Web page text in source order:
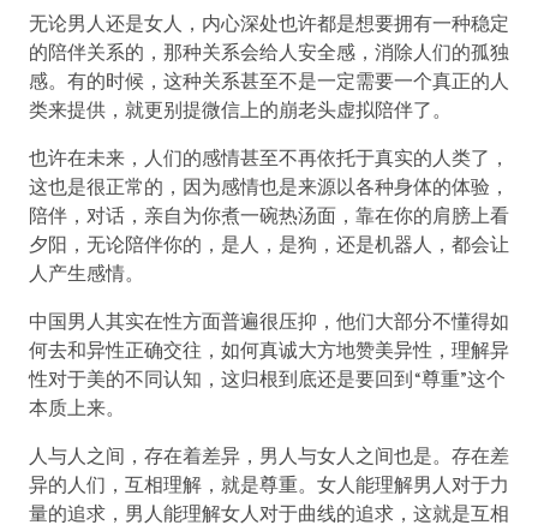
无论男人还是女人，内心深处也许都是想要拥有一种稳定
的陪伴关系的，那种关系会给人安全感，消除人们的孤独
感。有的时候，这种关系甚至不是一定需要一个真正的人
类来提供，就更别提微信上的崩老头虚拟陪伴了。
也许在未来，人们的感情甚至不再依托于真实的人类了，
这也是很正常的，因为感情也是来源以各种身体的体验，
陪伴，对话，亲自为你煮一碗热汤面，靠在你的肩膀上看
夕阳，无论陪伴你的，是人，是狗，还是机器人，都会让
人产生感情。
中国男人其实在性方面普遍很压抑，他们大部分不懂得如
何去和异性正确交往，如何真诚大方地赞美异性，理解异
性对于美的不同认知，这归根到底还是要回到“尊重”这个
本质上来。
人与人之间，存在着差异，男人与女人之间也是。存在差
异的人们，互相理解，就是尊重。女人能理解男人对于力
量的追求，男人能理解女人对于曲线的追求，这就是互相